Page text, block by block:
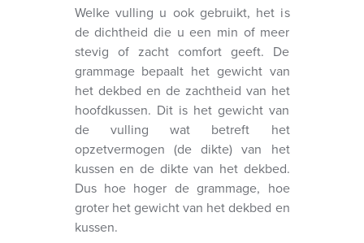
Welke vulling u ook gebruikt, het is
de dichtheid die u een min of meer
stevig of zacht comfort geeft. De
grammage bepaalt het gewicht van
het dekbed en de zachtheid van het
hoofdkussen. Dit is het gewicht van
de vulling wat betreft het
opzetvermogen (de dikte) van het
kussen en de dikte van het dekbed.
Dus hoe hoger de grammage, hoe
groter het gewicht van het dekbed en
kussen.